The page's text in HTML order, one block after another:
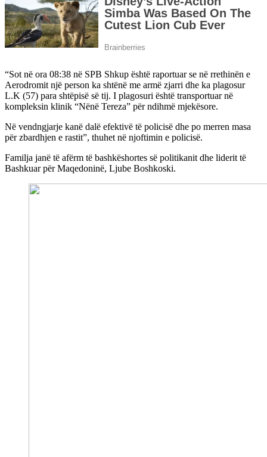
“Sot në ora 08:38 në SPB Shkup është raportuar se në rrethinën e
Aerodromit një person ka shtënë me armë zjarri dhe ka plagosur
L.K (57) para shtëpisë së tij. I plagosuri është transportuar në
kompleksin klinik “Nënë Tereza” për ndihmë mjekësore.
Në vendngjarje kanë dalë efektivë të policisë dhe po merren masa
për zbardhjen e rastit”, thuhet në njoftimin e policisë.
Familja janë të afërm të bashkëshortes së politikanit dhe liderit të
Bashkuar për Maqedoninë, Ljube Boshkoski.